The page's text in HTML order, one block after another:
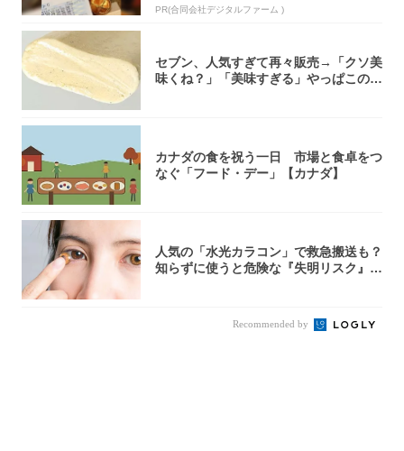
PR(合同会社デジタルファーム )
セブン、人気すぎて再々販売→「クソ美
味くね？」「美味すぎる」やっぱこのク
カナダの食を祝う一日 市場と食卓をつ
なぐ「フード・デー」【カナダ】
人気の「水光カラコン」で救急搬送も？
知らずに使うと危険な『失明リスク』と
Recommended by